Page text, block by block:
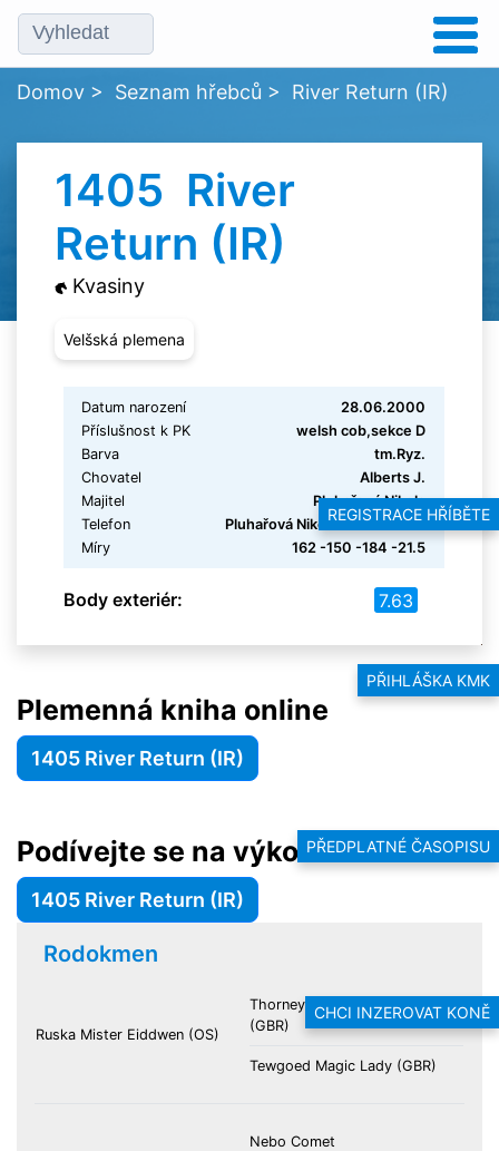
REGISTRACE HŘÍBĚTE
PŘIHLÁŠKA KMK
PŘEDPLATNÉ ČASOPISU
CHCI INZEROVAT KONĚ
Domov > Seznam hřebců > River Return (IR)
1405 River
Return (IR)
Kvasiny
Velšská plemena
Datum narození
28.06.2000
Příslušnost k PK
welsh cob,sekce D
Barva
tm.Ryz.
Chovatel
Alberts J.
Majitel
Pluhařová Nikola
Telefon
Pluhařová Nikola 606 550 116
Míry
162 -150 -184 -21.5
Body exteriér: 7.63
Plemenná kniha online
1405 River Return (IR)
Podívejte se na výkonnost hřebce
1405 River Return (IR)
Rodokmen
Ruska Mister Eiddwen (OS)
Thorneyside Spring Magic
(GBR)
Tewgoed Magic Lady (GBR)
Nebo Comet